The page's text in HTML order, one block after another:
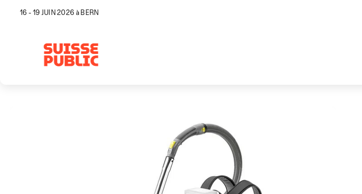
16 - 19 JUIN 2026 à BERN